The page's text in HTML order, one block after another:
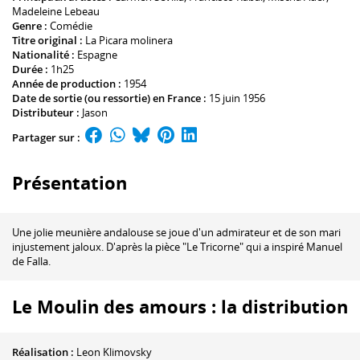
Madeleine Lebeau
Genre : Comédie
Titre original : La Picara molinera
Nationalité : Espagne
Durée : 1h25
Année de production : 1954
Date de sortie (ou ressortie) en France : 15 juin 1956
Distributeur : Jason
Partager sur :
Présentation
Une jolie meunière andalouse se joue d'un admirateur et de son mari
injustement jaloux. D'après la pièce "Le Tricorne" qui a inspiré Manuel
de Falla.
Le Moulin des amours : la distribution
Réalisation : Leon Klimovsky